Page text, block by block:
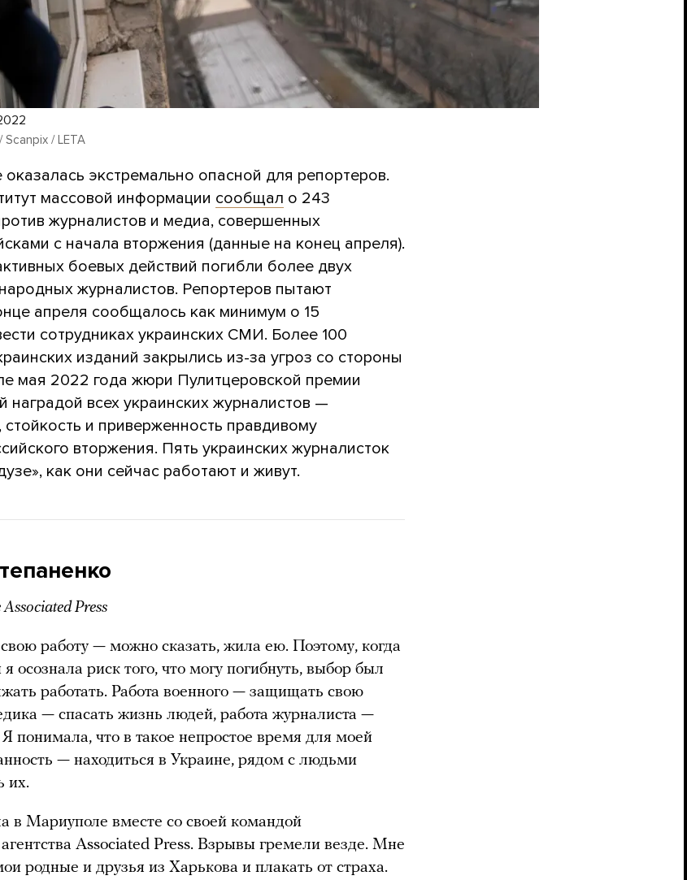
Scanpix / LETA
экстремально опасной для репортеров.
массовой информации сообщал о 243
журналистов и медиа, совершенных
с начала вторжения (данные на конец апреля).
боевых действий погибли более двух
журналистов. Репортеров пытают
апреля сообщалось как минимум о 15
сотрудниках украинских СМИ. Более 100
изданий закрылись из-за угроз со стороны
мая 2022 года жюри Пулитцеровской премии
наградой всех украинских журналистов —
стойкость и приверженность правдивому
вторжения. Пять украинских журналисток
как они сейчас работают и живут.
Press
работу — можно сказать, жила ею. Поэтому, когда
осознала риск того, что могу погибнуть, выбор был
работать. Работа военного — защищать свою
— спасать жизнь людей, работа журналиста —
Я понимала, что в такое непростое время для моей
— находиться в Украине, рядом с людьми
их.
в Мариуполе вместе со своей командой
Associated Press. Взрывы гремели везде. Мне
родные и друзья из Харькова и плакать от страха.